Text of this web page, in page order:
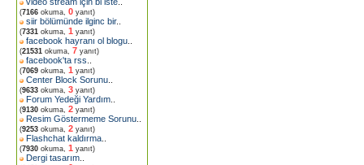
(7166 okuma, 0 yanıt)
siir bölümünde ilginc bir..
(7331 okuma, 1 yanıt)
facebook hayranı ol blogu
(21531 okuma, 7 yanıt)
facebook'ta rss
(7069 okuma, 1 yanıt)
Center Block Sorunu
(9633 okuma, 3 yanıt)
Forum Yedeği Yardım
(9130 okuma, 2 yanıt)
Resim Göstermeme Sorunu
(9253 okuma, 2 yanıt)
Flashchat kaldırma
(7930 okuma, 1 yanıt)
Dergi tasarım